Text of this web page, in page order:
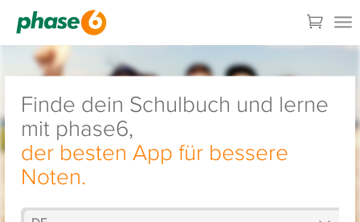
Finde dein Schulbuch und lerne
mit phase6,
der besten App für bessere
Noten.